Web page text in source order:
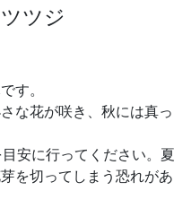
ツジ
す。
な花が咲き、秋には真っ
安に行ってください。夏
を切ってしまう恐れがあ